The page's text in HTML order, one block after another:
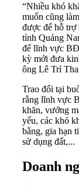
“Nhiều khó
muốn cũng
được để hỗ trợ
tỉnh Quảng
để lĩnh vực
kỳ mới đưa
ông Lê Trí
Trao đổi tại
rằng lĩnh vực
khăn, vướng
yếu, các khó
bằng, gia hạn
sử dụng đất,...
Doanh